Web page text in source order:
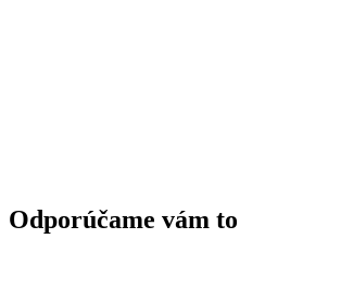
Odporúčame vám to